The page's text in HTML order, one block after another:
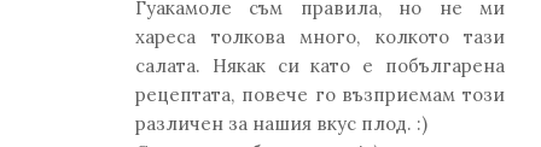
Гуакамоле съм правила, но не ми
хареса толкова много, колкото тази
салата. Някак си като е побългарена
рецептата, повече го възприемам този
различен за нашия вкус плод. :)